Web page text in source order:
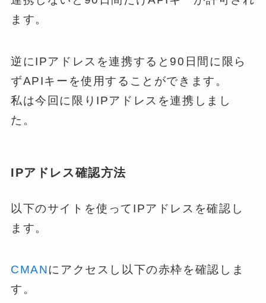
ます。
逆にIPアドレスを連携すると90日間に限ら
ずAPIキーを使用することができます。
私は今回に限りIPアドレスを連携しまし
た。
IPアドレス確認方法
以下のサイトを使ってIPアドレスを確認し
ます。
CMANにアクセスし以下の赤枠を確認しま
す。